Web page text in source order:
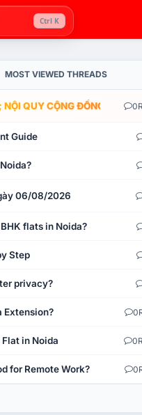
Ctrl K
MOST VIEWED THREADS
QUY CỘNG ĐỒNG 0
Guide
06/08/2026
flats in Noida?
Step
privacy?
Extension? 0
in Noida 0
for Remote Work? 0